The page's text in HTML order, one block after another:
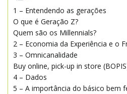
1 – Entendendo as gerações
O que é Geração Z?
Quem são os Millennials?
2 – Economia da Experiência e o
3 – Omnicanalidade
Buy online, pick-up in store
4 – Dados
5 – A importância do básico bem